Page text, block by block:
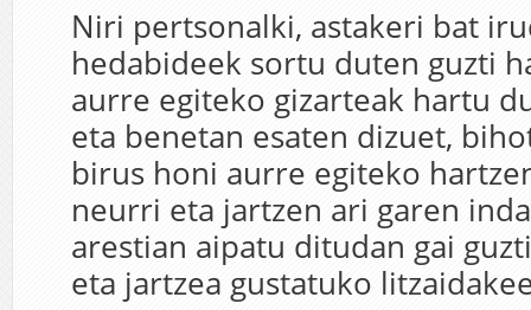
Niri pertsonalki, astakeri bat
hedabideek sortu duten guzti
aurre egiteko gizarteak hartu
eta benetan esaten dizuet,
birus honi aurre egiteko
neurri eta jartzen ari garen
arestian aipatu ditudan gai
eta jartzea gustatuko